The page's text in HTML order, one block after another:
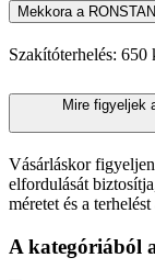
Mekkora a
Szakítóterhelés: 650
Mire figyeljek
Vásárláskor
elfordulását
méretet és a
A kategóriából